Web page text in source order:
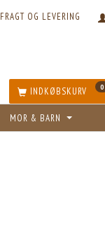
FRAGT OG LEVERING
INDKØBSKURV 0
MOR & BARN